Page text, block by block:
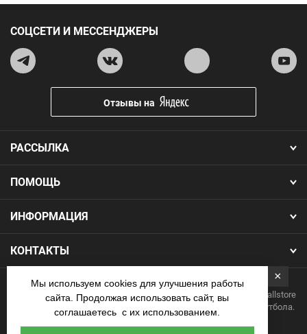
ПОМОЩЬ
ИНФОРМАЦИЯ
КОНТАКТЫ
РАССЫЛКА
СОЦСЕТИ И МЕССЕНДЖЕРЫ
Отзывы на
Copyright 2026.Все права защищены. Интернет-магазин Footballstore
— продажа футбольной формы, бутс, мячей и одежды для футбола.
×
Мы используем cookies для улучшения работы
сайта. Продолжая использовать сайт, вы
соглашаетесь с их использованием.